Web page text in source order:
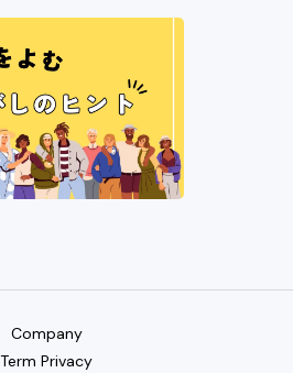
Company
Term Privacy